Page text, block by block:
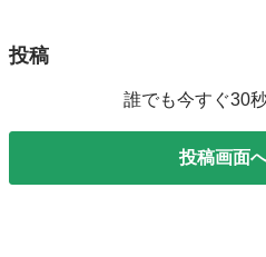
投稿
誰でも今すぐ30
投稿画面